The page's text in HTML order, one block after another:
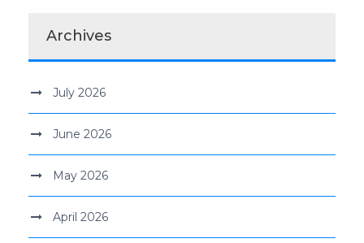
Archives
July 2026
June 2026
May 2026
April 2026